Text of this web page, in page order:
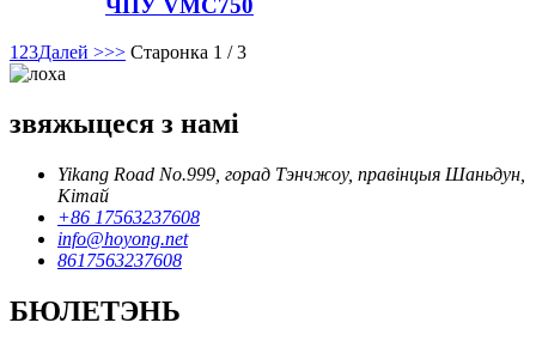
ЧПУ VMC750
1 23Далей >>> Старонка 1 / 3
звяжыцеся з намі
Yikang Road No.999, горад Тэнчжоу, правінцыя Шаньдун,
Кітай
+86 17563237608
info@hoyong.net
8617563237608
БЮЛЕТЭНЬ